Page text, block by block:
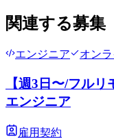
関連する募集
エンジニア オン
【週3日〜/フル
エンジニア
雇用契約